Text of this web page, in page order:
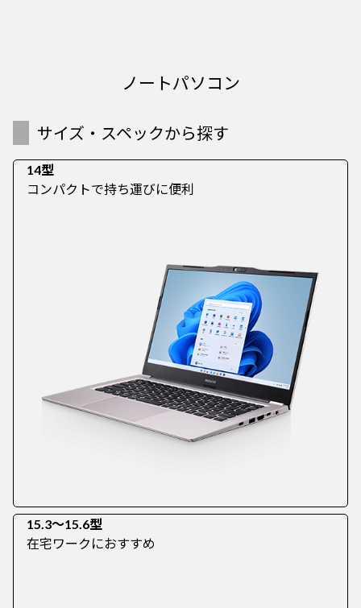
ノートパソコン
サイズ・スペックから探す
14型
コンパクトで持ち運びに便利
15.3～15.6型
在宅ワークにおすすめ